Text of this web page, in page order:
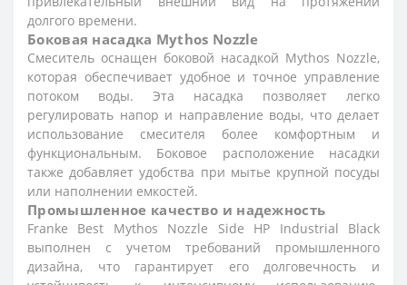
долгого времени.
Боковая насадка Mythos Nozzle
Смеситель оснащен боковой насадкой Mythos Nozzle,
которая обеспечивает удобное и точное управление
потоком воды. Эта насадка позволяет легко
регулировать напор и направление воды, что делает
использование смесителя более комфортным и
функциональным. Боковое расположение насадки
также добавляет удобства при мытье крупной посуды
или наполнении емкостей.
Промышленное качество и надежность
Franke Best Mythos Nozzle Side HP Industrial Black
выполнен с учетом требований промышленного
дизайна, что гарантирует его долговечность и